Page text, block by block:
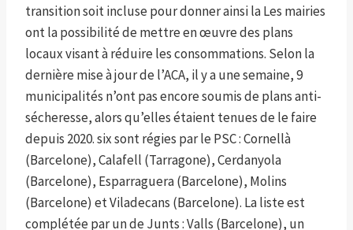
transition soit incluse pour donner ainsi la Les mairies
ont la possibilité de mettre en œuvre des plans
locaux visant à réduire les consommations. Selon la
dernière mise à jour de l’ACA, il y a une semaine, 9
municipalités n’ont pas encore soumis de plans anti-
sécheresse, alors qu’elles étaient tenues de le faire
depuis 2020. six sont régies par le PSC : Cornellà
(Barcelone), Calafell (Tarragone), Cerdanyola
(Barcelone), Esparraguera (Barcelone), Molins
(Barcelone) et Viladecans (Barcelone). La liste est
complétée par un de Junts : Valls (Barcelone), un